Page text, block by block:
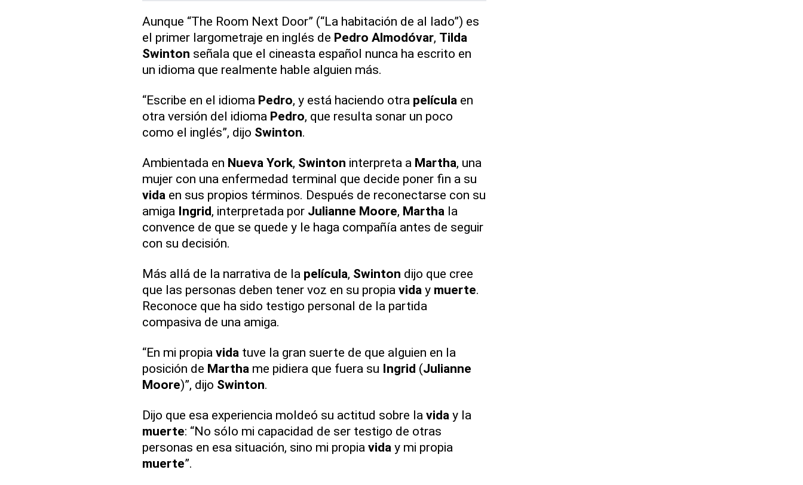
Aunque “The Room Next Door” (“La habitación de al lado”) es
el primer largometraje en inglés de Pedro Almodóvar, Tilda
Swinton señala que el cineasta español nunca ha escrito en
un idioma que realmente hable alguien más.
“Escribe en el idioma Pedro, y está haciendo otra película en
otra versión del idioma Pedro, que resulta sonar un poco
como el inglés”, dijo Swinton.
Ambientada en Nueva York, Swinton interpreta a Martha, una
mujer con una enfermedad terminal que decide poner fin a su
vida en sus propios términos. Después de reconectarse con su
amiga Ingrid, interpretada por Julianne Moore, Martha la
convence de que se quede y le haga compañía antes de seguir
con su decisión.
Más allá de la narrativa de la película, Swinton dijo que cree
que las personas deben tener voz en su propia vida y muerte.
Reconoce que ha sido testigo personal de la partida
compasiva de una amiga.
“En mi propia vida tuve la gran suerte de que alguien en la
posición de Martha me pidiera que fuera su Ingrid (Julianne
Moore)”, dijo Swinton.
Dijo que esa experiencia moldeó su actitud sobre la vida y la
muerte: “No sólo mi capacidad de ser testigo de otras
personas en esa situación, sino mi propia vida y mi propia
muerte”.